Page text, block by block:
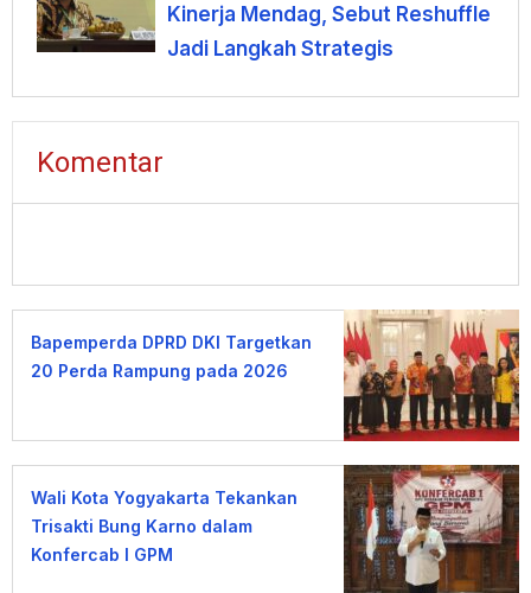
Kinerja Mendag, Sebut Reshuffle
Jadi Langkah Strategis
Komentar
Bapemperda DPRD DKI Targetkan
20 Perda Rampung pada 2026
Wali Kota Yogyakarta Tekankan
Trisakti Bung Karno dalam
Konfercab I GPM